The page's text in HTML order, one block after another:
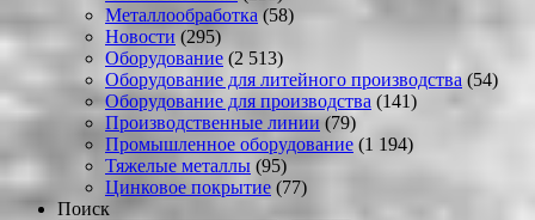
Металлообработка (58)
Новости (295)
Оборудование (2 513)
Оборудование для литейного производства (54)
Оборудование для производства (141)
Производственные линии (79)
Промышленное оборудование (1 194)
Тяжелые металлы (95)
Цинковое покрытие (77)
Поиск